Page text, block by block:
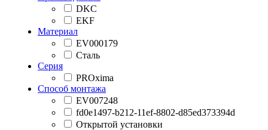
DKC
EKF
Материал
EV000179
Сталь
Серия
PROxima
Способ монтажа
EV007248
fd0e1497-b212-11ef-8802-d85ed373394d
Открытой установки